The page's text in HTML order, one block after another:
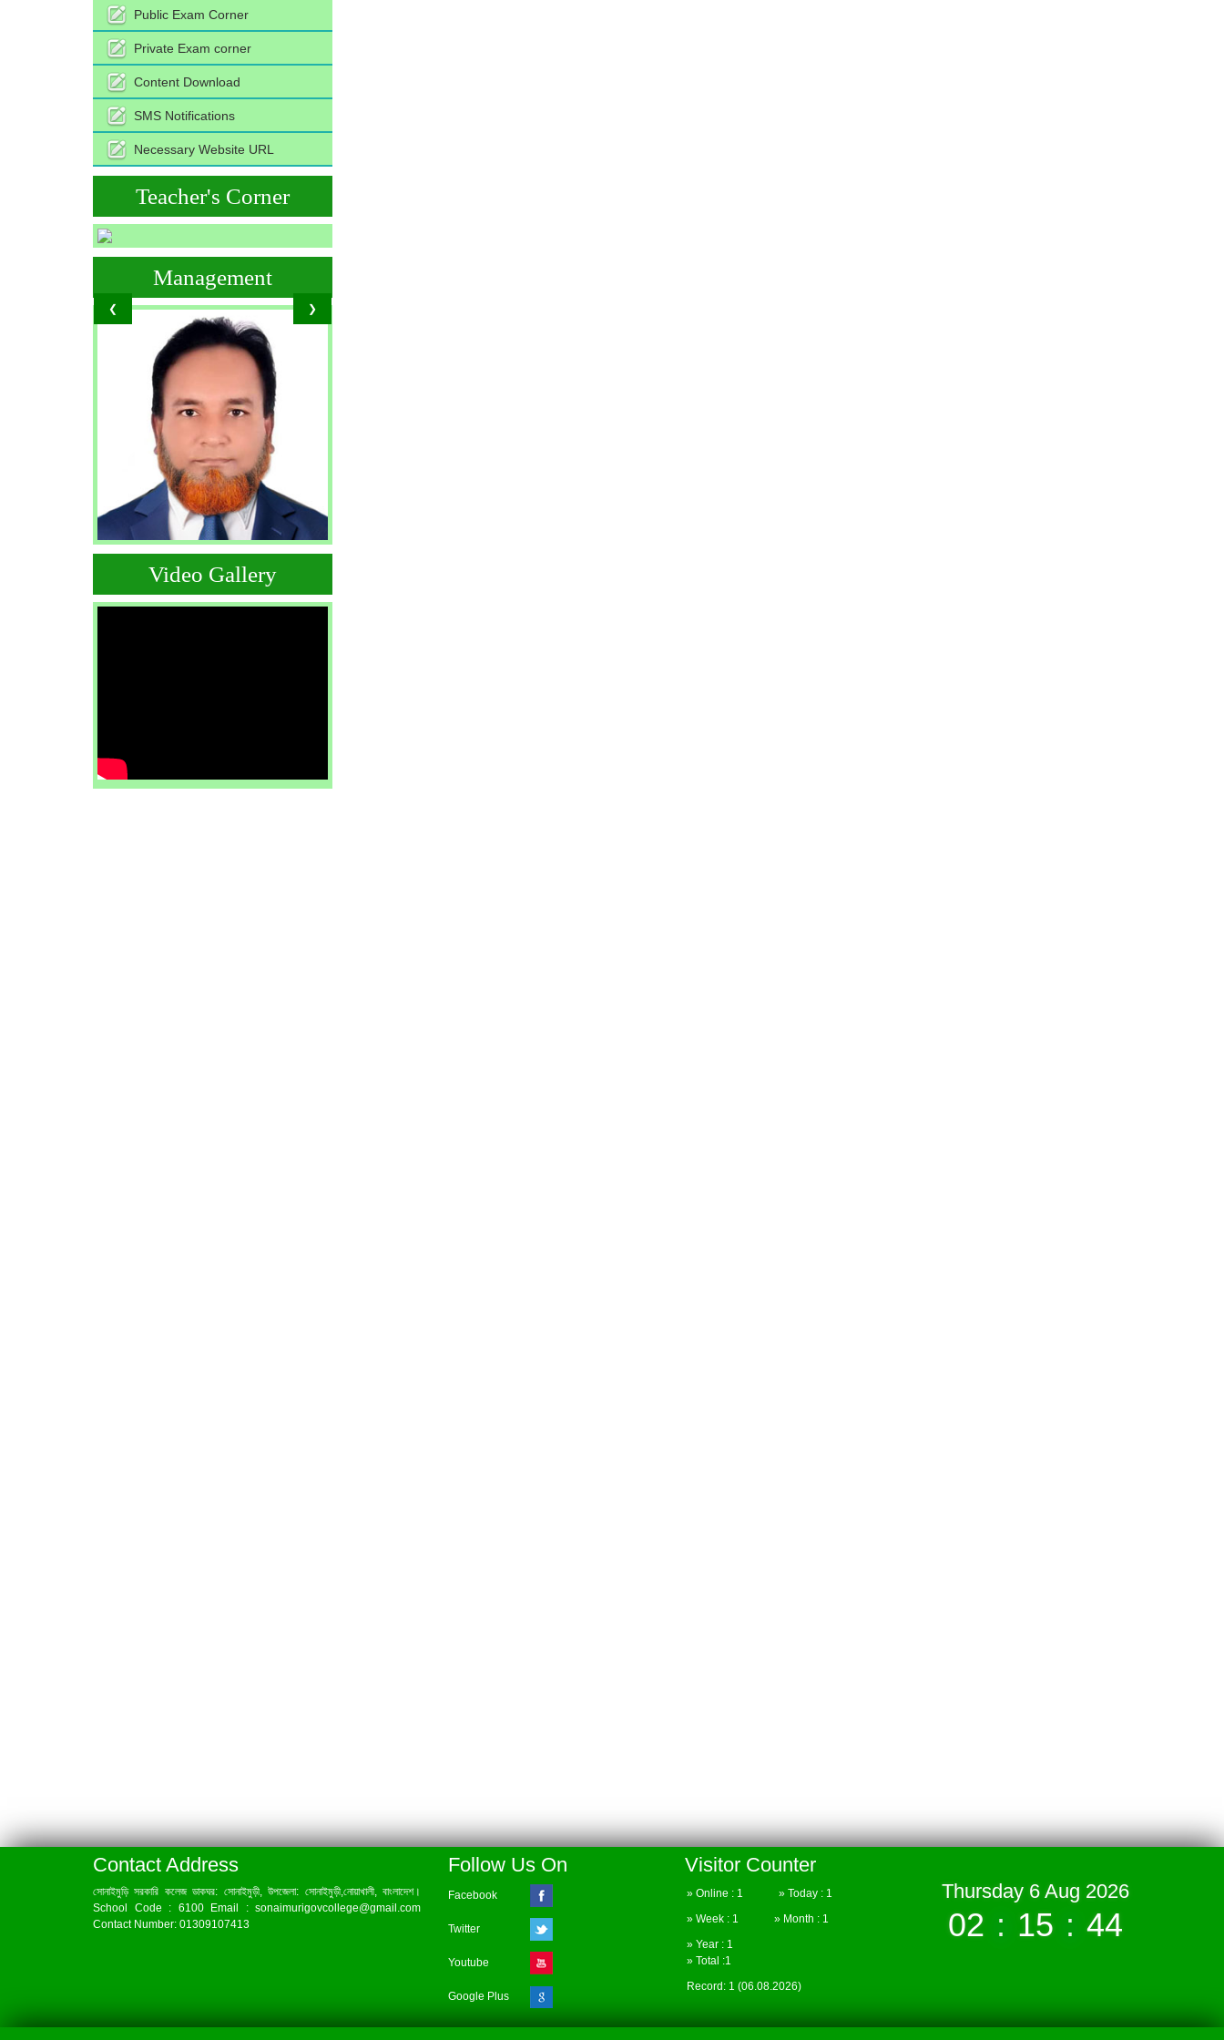
Public Exam Corner
Private Exam corner
Content Download
SMS Notifications
Necessary Website URL
Teacher's Corner
❮ ❯
Management
Video Gallery
Contact Address
সোনাইমুড়ি সরকারি কলেজ ডাকঘর: সোনাইমুড়ী, উপজেলা: সোনাইমুড়ী,নোয়াখালী, বাংলাদেশ।
School Code : 6100 Email : sonaimurigovcollege@gmail.com
Contact Number: 01309107413
Follow Us On
Facebook
Twitter
Youtube
Google Plus
Visitor Counter
» Online : 1 » Today : 1
» Week : 1 » Month : 1
» Year : 1
» Total :1
Record: 1 (06.08.2026)
Thursday 6 Aug 2026
02 : 15 : 45